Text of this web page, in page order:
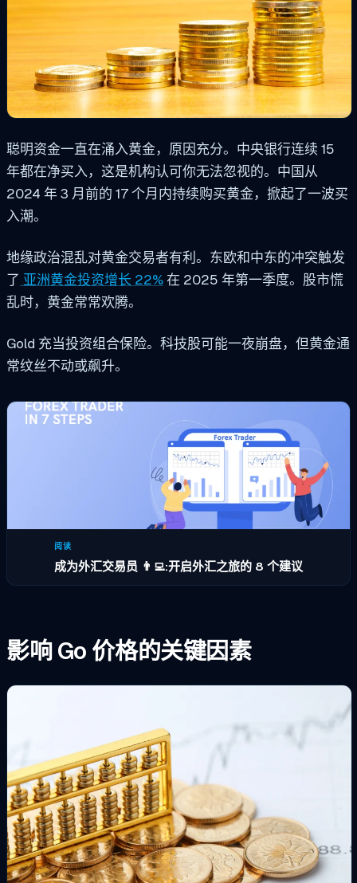
聪明资金一直在涌入黄金，原因充分。中央银行连续 15
年都在净买入，这是机构认可你无法忽视的。中国从
2024 年 3 月前的 17 个月内持续购买黄金，掀起了一波买
入潮。
地缘政治混乱对黄金交易者有利。东欧和中东的冲突触发
了 亚洲黄金投资增长 22%在 2025 年第一季度。股市慌
乱时，黄金常常欢腾。
Gold 充当投资组合保险。科技股可能一夜崩盘，但黄金通
常纹丝不动或飙升。
阅读
成为外汇交易员 👨‍💻:开启外汇之旅的 8 个建议
影响 Go 价格的关键因素